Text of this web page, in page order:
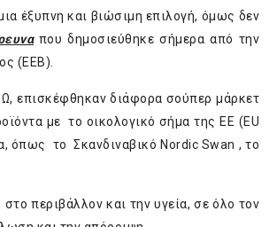
έξυπνη και βιώσιμη επιλογή, όμως δεν
που δημοσιεύθηκε σήμερα από την
(EEB).
επισκέφθηκαν διάφορα σούπερ μάρκετ
με το οικολογικό σήμα της ΕΕ (EU
όπως το Σκανδιναβικό Nordic Swan , το
περιβάλλον και την υγεία, σε όλο τον